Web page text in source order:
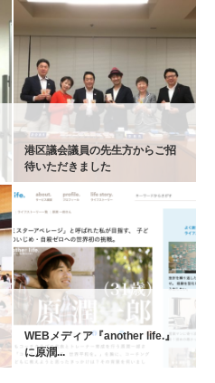
港区議会議員の先生方からご招
待いただきました
WEBメディア『another life.』
に原潤...